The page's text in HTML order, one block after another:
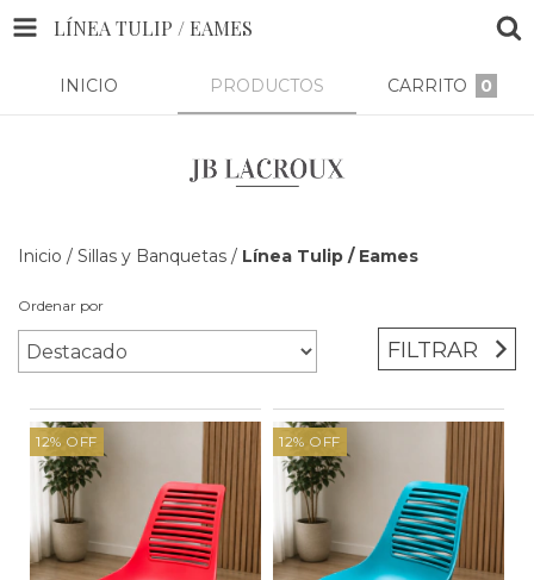
LÍNEA TULIP / EAMES
INICIO PRODUCTOS CARRITO 0
Inicio / Sillas y Banquetas / Línea Tulip / Eames
Ordenar por
FILTRAR
12% OFF 12% OFF